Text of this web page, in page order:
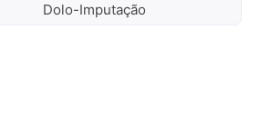
Dolo-Imputação